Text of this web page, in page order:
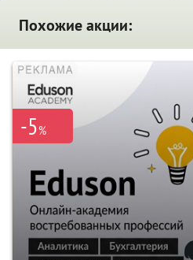
Похожие акции:
-5%